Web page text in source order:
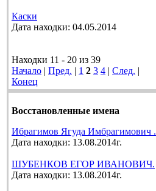
Каски
Дата находки: 04.05.2014
Находки 11 - 20 из 39
Начало | Пред. | 1 2 3 4 | След. |
Конец
Восстановленные имена
Ибрагимов Ягуда Имбрагимович .
Дата находки: 13.08.2014г.
ШУБЕНКОВ ЕГОР ИВАНОВИЧ.
Дата находки: 13.08.2014г.